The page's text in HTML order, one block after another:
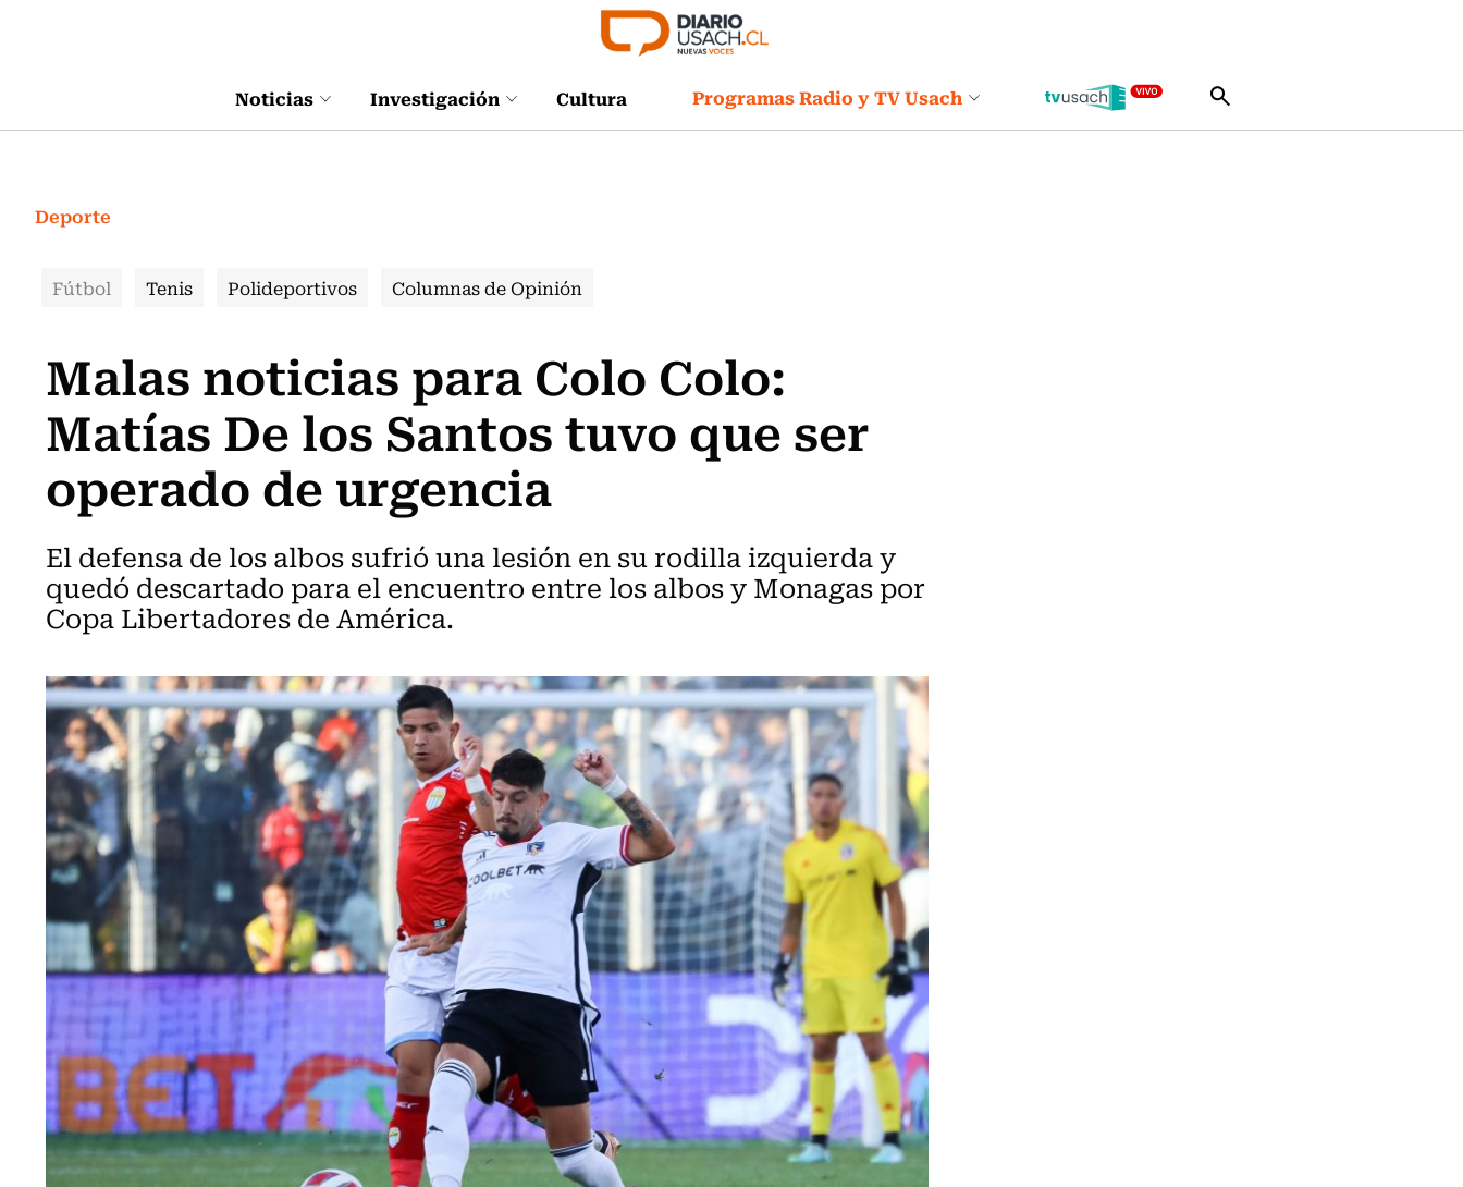
Noticias Investigación Cultura Programas Radio y TV Usach
Deporte
Fútbol Tenis Polideportivos Columnas de Opinión
Malas noticias para Colo Colo:
Matías De los Santos tuvo que ser
operado de urgencia
El defensa de los albos sufrió una lesión en su rodilla izquierda y
quedó descartado para el encuentro entre los albos y Monagas por
Copa Libertadores de América.